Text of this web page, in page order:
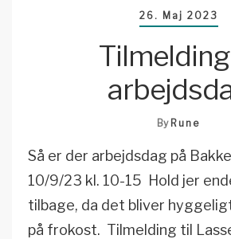
26. Maj 2023
By Rune
Så er der arbejdsdag på
10/9/23 kl. 10-15 Hold jer
tilbage, da det bliver
på frokost. Tilmelding til